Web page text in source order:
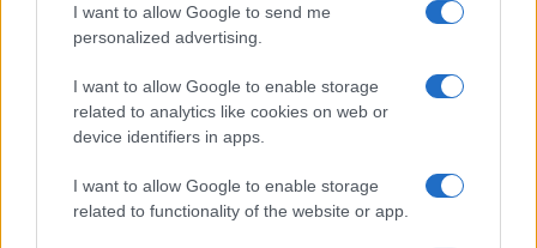
I want to allow Google to send me
personalized advertising.
I want to allow Google to enable storage
related to analytics like cookies on web or
device identifiers in apps.
I want to allow Google to enable storage
related to functionality of the website or app.
Sportmagazine: notizie, approfondimenti e classifiche su
calcio, basket, tennis, ciclismo, motori, Formula 1,
nazionali e internazionali, gli highlight delle partite, le
interviste ai protagonisti e i risultati in tempo reale di tutte